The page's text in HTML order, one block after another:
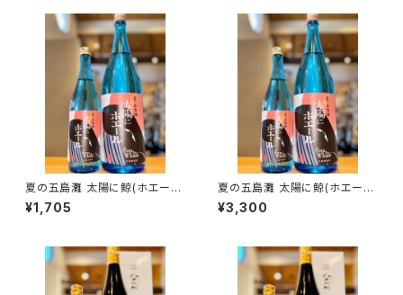
夏の五島灘 太陽に鯨(ホエー
ル) 720ml１本（五島灘酒造・長
崎県南松浦郡新上五島町）
¥1,705
夏の五島灘 太陽に鯨(ホエー
ル) 1800ml１本（五島灘酒造・
長崎県南松浦郡新上五島町）
¥3,300